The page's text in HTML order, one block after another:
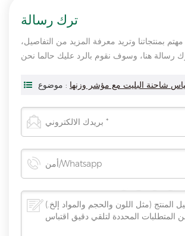
ترك رسالة
بمنتجاتنا وتريد معرفة المزيد من التفاصيل،
موضوع : شاحنة البليت مع مؤشر وزنها